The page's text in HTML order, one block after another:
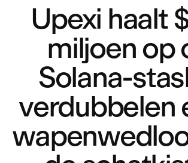
Upexi haalt
miljoen op
Solana-
verdubbelen